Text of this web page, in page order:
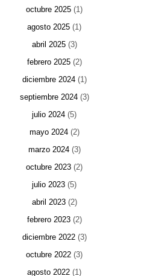
octubre 2025 (1)
agosto 2025 (1)
abril 2025(3)
febrero 2025(2)
diciembre 2024(1)
septiembre 2024(3)
julio 2024 (5)
mayo 2024(2)
marzo 2024(3)
octubre 2023 (2)
julio 2023 (5)
abril 2023(2)
febrero 2023(2)
diciembre 2022(3)
octubre 2022 (3)
agosto 2022 (1)